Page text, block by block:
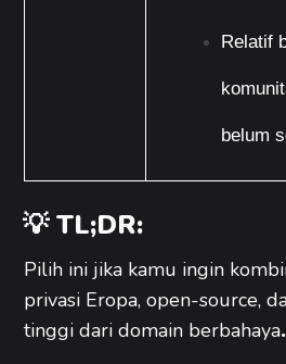
Relatif
belum
💡 TL;DR:
Pilih ini jika kamu ingin
privasi Eropa, open-source,
tinggi dari domain berbahaya.